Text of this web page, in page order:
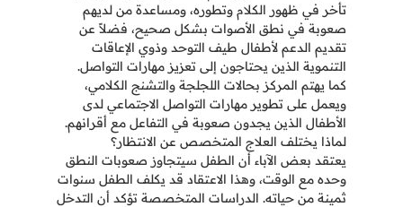
تأخر في ظهور الكلام وتطوره، ومساعدة من لديهم
صعوبة في نطق الأصوات بشكل صحيح، فضلاً عن
تقديم الدعم لأطفال طيف التوحد وذوي الإعاقات
التنموية الذين يحتاجون إلى تعزيز مهارات التواصل.
كما يهتم المركز بحالات اللجلجة والتشنج الكلامي،
ويعمل على تطوير مهارات التواصل الاجتماعي لدى
الأطفال الذين يجدون صعوبة في التفاعل مع أقرانهم.
لماذا يختلف العلاج المتخصص عن الانتظار؟
يعتقد بعض الآباء أن الطفل سيتجاوز صعوبات النطق
وحده مع الوقت، وهذا الاعتقاد قد يكلف الطفل سنوات
ثمينة من حياته. الدراسات المتخصصة تؤكد أن التدخل